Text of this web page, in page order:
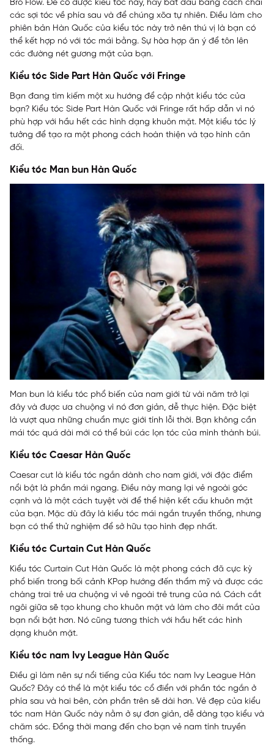
Bro Flow. Để có được kiểu tóc này, hãy bắt đầu bằng cách chải
các sợi tóc về phía sau và để chúng xõa tự nhiên. Điều làm cho
phiên bản Hàn Quốc của kiểu tóc này trở nên thú vị là bạn có
thể kết hợp nó với tóc mái bằng. Sự hòa hợp ăn ý để tôn lên
các đường nét gương mặt của bạn.
Kiểu tóc Side Part Hàn Quốc với Fringe
Bạn đang tìm kiếm một xu hướng để cập nhật kiểu tóc của
bạn? Kiểu tóc Side Part Hàn Quốc với Fringe rất hấp dẫn vì nó
phù hợp với hầu hết các hình dạng khuôn mặt. Một kiểu tóc lý
tưởng để tạo ra một phong cách hoàn thiện và tạo hình cân
đối.
Kiểu tóc Man bun Hàn Quốc
Man bun là kiểu tóc phổ biến của nam giới từ vài năm trở lại
đây và được ưa chuộng vì nó đơn giản, dễ thực hiện. Đặc biệt
là vượt qua những chuẩn mực giới tính lỗi thời. Bạn không cần
mái tóc quá dài mới có thể búi các lọn tóc của mình thành búi.
Kiểu tóc Caesar Hàn Quốc
Caesar cut là kiểu tóc ngắn dành cho nam giới, với đặc điểm
nổi bật là phần mái ngang. Điều này mang lại vẻ ngoài góc
cạnh và là một cách tuyệt vời để thể hiện kết cấu khuôn mặt
của bạn. Mặc dù đây là kiểu tóc mái ngắn truyền thống, nhưng
bạn có thể thử nghiệm để sở hữu tạo hình đẹp nhất.
Kiểu tóc Curtain Cut Hàn Quốc
Kiểu tóc Curtain Cut Hàn Quốc là một phong cách đã cực kỳ
phổ biến trong bối cảnh KPop hướng đến thẩm mỹ và được các
chàng trai trẻ ưa chuộng vì vẻ ngoài trẻ trung của nó. Cách cắt
ngôi giữa sẽ tạo khung cho khuôn mặt và làm cho đôi mắt của
bạn nổi bật hơn. Nó cũng tương thích với hầu hết các hình
dạng khuôn mặt.
Kiểu tóc nam Ivy League Hàn Quốc
Điều gì làm nên sự nổi tiếng của Kiểu tóc nam Ivy League Hàn
Quốc? Đây có thể là một kiểu tóc cổ điển với phần tóc ngắn ở
phía sau và hai bên, còn phần trên sẽ dài hơn. Vẻ đẹp của kiểu
tóc nam Hàn Quốc này nằm ở sự đơn giản, dễ dàng tạo kiểu và
chăm sóc. Đồng thời mang đến cho bạn vẻ nam tính truyền
thống.